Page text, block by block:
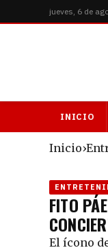
jueves, 6 de
INICIO
Inicio›
FITO
El ícono